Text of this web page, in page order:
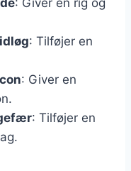
: Tilføjer en
: Giver en
: Tilføjer en